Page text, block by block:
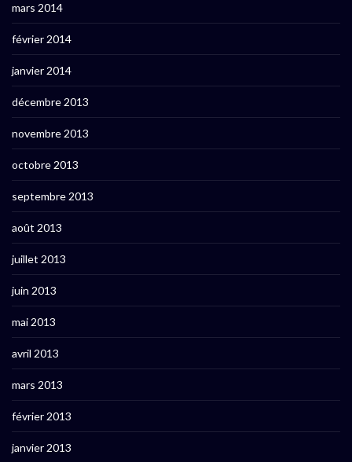
mars 2014
février 2014
janvier 2014
décembre 2013
novembre 2013
octobre 2013
septembre 2013
août 2013
juillet 2013
juin 2013
mai 2013
avril 2013
mars 2013
février 2013
janvier 2013